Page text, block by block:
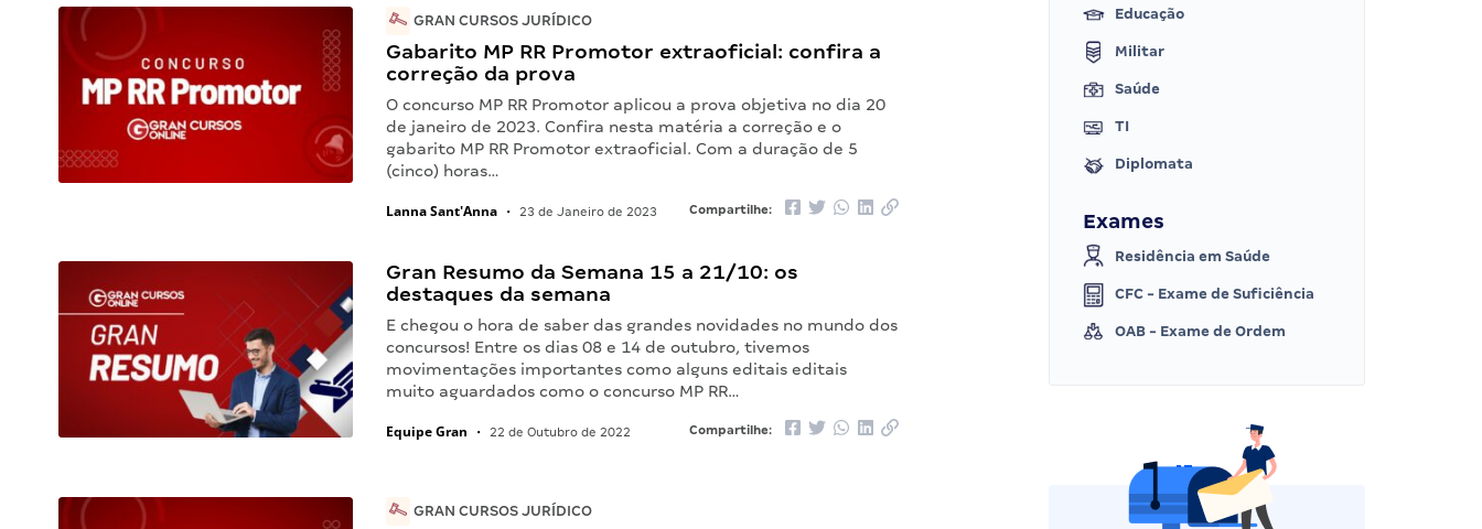
GRAN CURSOS JURÍDICO
Gabarito MP RR Promotor extraoficial: confira a
correção da prova
O concurso MP RR Promotor aplicou a prova objetiva no dia 20
de janeiro de 2023. Confira nesta matéria a correção e o
gabarito MP RR Promotor extraoficial. Com a duração de 5
(cinco) horas…
Lanna Sant'Anna • 23 de Janeiro de 2023 Compartilhe:
Gran Resumo da Semana 15 a 21/10: os
destaques da semana
E chegou o hora de saber das grandes novidades no mundo dos
concursos! Entre os dias 08 e 14 de outubro, tivemos
movimentações importantes como alguns editais editais
muito aguardados como o concurso MP RR…
Equipe Gran • 22 de Outubro de 2022 Compartilhe:
GRAN CURSOS JURÍDICO
Educação
Militar
Saúde
TI
Diplomata
Exames
Residência em Saúde
CFC - Exame de Suficiência
OAB - Exame de Ordem